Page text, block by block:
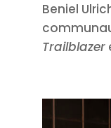
Beniel
Trailblazer